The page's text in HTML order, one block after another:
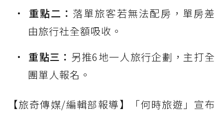
重點二： 落單旅客若無法配房，單房差
由旅行社全額吸收。
重點三： 另推6地一人旅行企劃，主打全
團單人報名。
【旅奇傳媒/編輯部報導】「何時旅遊」宣布